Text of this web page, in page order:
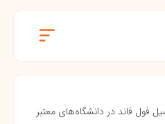
فول فاند در دانشگاه‌های معتبر